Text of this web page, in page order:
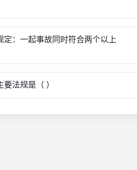
定：一起事故同时符合两个以上
法规是（ ）